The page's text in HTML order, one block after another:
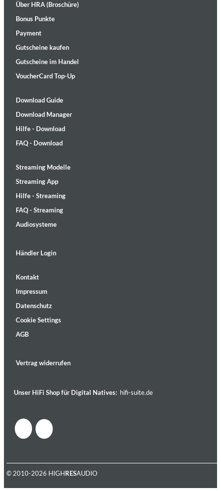
Über HRA (Broschüre)
Bonus Punkte
Payment
Gutscheine kaufen
Gutscheine im Handel
VoucherCard Top-Up
Download Guide
Download Manager
Hilfe - Download
FAQ - Download
Streaming Modelle
Streaming App
Hilfe - Streaming
FAQ - Streaming
Audiosysteme
Händler Login
Kontakt
Impressum
Datenschutz
Cookie Settings
AGB
Vertrag widerrufen
Unser HiFi Shop für Digital Natives: hifi-suite.de
© 2010-2026 HIGHRESAUDIO